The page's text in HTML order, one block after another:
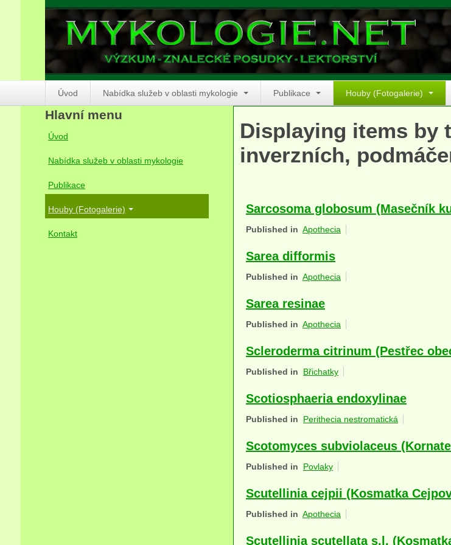
Úvod Nabídka služeb v oblasti mykologie Publikace Houby (Fotogalerie)
Displaying items by
inverzních,
Sarcosoma globosum (Masečník
Published in Apothecia
Sarea difformis
Published in Apothecia
Sarea resinae
Published in Apothecia
Scleroderma citrinum (Pestřec
Published in Břichatky
Scotiosphaeria endoxylinae
Published in Perithecia nestromatická
Scotomyces subviolaceus
Published in Povlaky
Scutellinia cejpii (Kosmatka
Published in Apothecia
Scutellinia scutellata s.l.
Hlavní menu
Úvod
Nabídka služeb v oblasti mykologie
Publikace
Houby (Fotogalerie)
Kontakt